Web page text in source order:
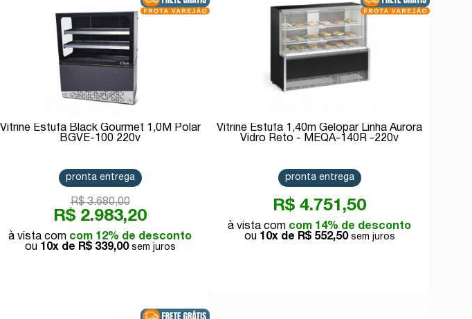
Vitrine Estufa Black Gourmet 1,0M Polar
BGVE-100 220v
R$ 2.983,20
com 12% de desconto
R$ 3.680,00
10x de R$ 339,00
pronta entrega
Vitrine Estufa 1,40m Gelopar Linha Aurora
Vidro Reto - MEQA-140R -220v
R$ 4.751,50
com 14% de desconto
10x de R$ 552,50
pronta entrega